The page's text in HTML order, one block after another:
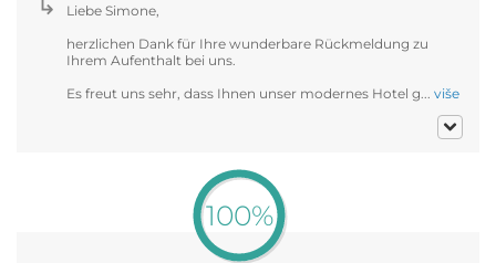
Liebe Simone,
herzlichen Dank für Ihre wunderbare Rückmeldung zu
Ihrem Aufenthalt bei uns.
Es freut uns sehr, dass Ihnen unser modernes Hotel g... više
100%